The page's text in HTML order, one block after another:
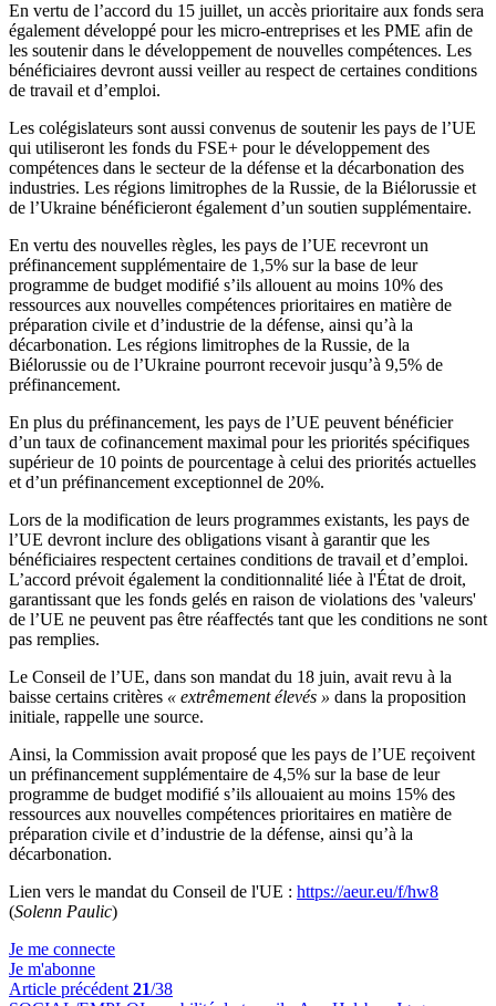
En vertu de l’accord du 15 juillet, un accès prioritaire aux fonds sera
également développé pour les micro-entreprises et les PME afin de
les soutenir dans le développement de nouvelles compétences. Les
bénéficiaires devront aussi veiller au respect de certaines conditions
de travail et d’emploi.
Les colégislateurs sont aussi convenus de soutenir les pays de l’UE
qui utiliseront les fonds du FSE+ pour le développement des
compétences dans le secteur de la défense et la décarbonation des
industries. Les régions limitrophes de la Russie, de la Biélorussie et
de l’Ukraine bénéficieront également d’un soutien supplémentaire.
En vertu des nouvelles règles, les pays de l’UE recevront un
préfinancement supplémentaire de 1,5% sur la base de leur
programme de budget modifié s’ils allouent au moins 10% des
ressources aux nouvelles compétences prioritaires en matière de
préparation civile et d’industrie de la défense, ainsi qu’à la
décarbonation. Les régions limitrophes de la Russie, de la
Biélorussie ou de l’Ukraine pourront recevoir jusqu’à 9,5% de
préfinancement.
En plus du préfinancement, les pays de l’UE peuvent bénéficier
d’un taux de cofinancement maximal pour les priorités spécifiques
supérieur de 10 points de pourcentage à celui des priorités actuelles
et d’un préfinancement exceptionnel de 20%.
Lors de la modification de leurs programmes existants, les pays de
l’UE devront inclure des obligations visant à garantir que les
bénéficiaires respectent certaines conditions de travail et d’emploi.
L’accord prévoit également la conditionnalité liée à l'État de droit,
garantissant que les fonds gelés en raison de violations des 'valeurs'
de l’UE ne peuvent pas être réaffectés tant que les conditions ne sont
pas remplies.
Le Conseil de l’UE, dans son mandat du 18 juin, avait revu à la
baisse certains critères « extrêmement élevés » dans la proposition
initiale, rappelle une source.
Ainsi, la Commission avait proposé que les pays de l’UE reçoivent
un préfinancement supplémentaire de 4,5% sur la base de leur
programme de budget modifié s’ils allouaient au moins 15% des
ressources aux nouvelles compétences prioritaires en matière de
préparation civile et d’industrie de la défense, ainsi qu’à la
décarbonation.
Lien vers le mandat du Conseil de l'UE : https://aeur.eu/f/hw8
(Solenn Paulic)
Je me connecte
Je m'abonne
Article précédent 21/38